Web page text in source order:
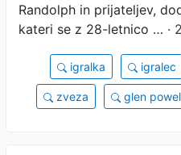
Randolph in prijateljev,
kateri se z 28-letnico … ·
igralka igralec
zveza glen